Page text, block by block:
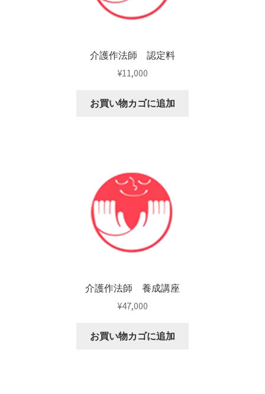
介護作法師 認定料
¥11,000
お買い物カゴに追加
介護作法師 養成講座
¥47,000
お買い物カゴに追加